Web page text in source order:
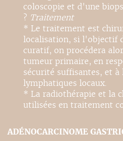
coloscopie et d'une
? Traitement
* Le traitement est
localisation, si l'objectif
curatif, on procédera
tumeur primaire, en
sécurité suffisantes, et à
lymphatiques locaux.
* La radiothérapie et la
utilisées en traitement
ADÉNOCARCINOME